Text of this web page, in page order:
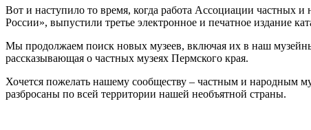
Вот и наступило то время, когда работа Ассоциации частных
России», выпустили третье электронное и печатное издание
Мы продолжаем поиск новых музеев, включая их в наш
рассказывающая о частных музеях Пермского края.
Хочется пожелать нашему сообществу – частным и народным
разбросаны по всей территории нашей необъятной страны.